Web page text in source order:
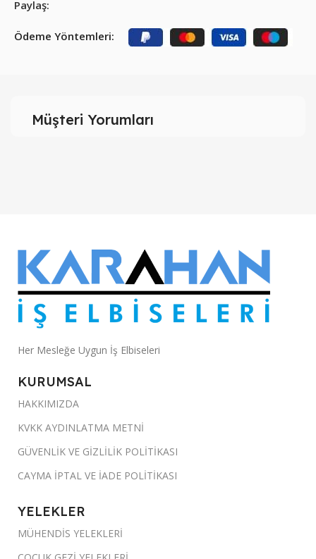
Paylaş:
Ödeme Yöntemleri:
Müşteri Yorumları
Her Mesleğe Uygun İş Elbiseleri
KURUMSAL
HAKKIMIZDA
KVKK AYDINLATMA METNİ
GÜVENLİK VE GİZLİLİK POLİTİKASI
CAYMA İPTAL VE İADE POLİTİKASI
YELEKLER
MÜHENDİS YELEKLERİ